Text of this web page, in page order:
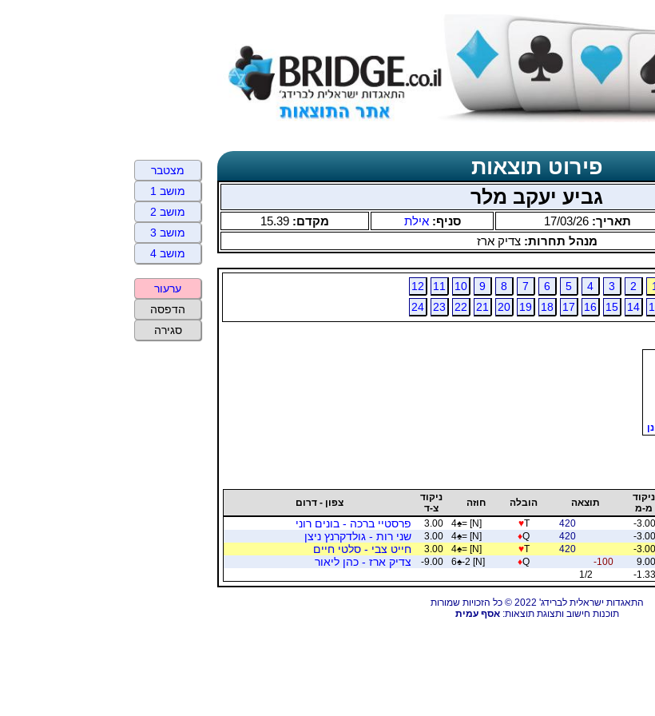
פירוט תוצאות
גביע יעקב מלר
תאריך:17/03/26 סניף:אילת מקדם: 15.39
מנהל תחרות:צדיק ארז
2
3
4
5
6
7
8
9
10
11
12
14
15
16
17
18
19
20
21
22
23
24
ניקוד
מ-מ
תוצאה הובלה חוזה
ניקוד
צ-ד
צפון - דרום
-3.00
420
♥T
4♠= [N]
3.00
פרסטיי ברכה - בונים רוני
-3.00
420
♦Q
4♠= [N]
3.00
שני רות - גולדקרנץ ניצן
-3.00
420
♥T
4♠= [N]
3.00
חייט צבי - סלטי חיים
9.00
-100
♦Q
6♠-2 [N]
-9.00
צדיק ארז - כהן ליאור
-1.33
1/2
התאגדות ישראלית לברידג' 2022 © כל הזכויות שמורות
תוכנות חישוב ותצוגת תוצאות:אסף עמית
מצטבר
מושב 1
מושב 2
מושב 3
מושב 4
ערעור
הדפסה
סגירה